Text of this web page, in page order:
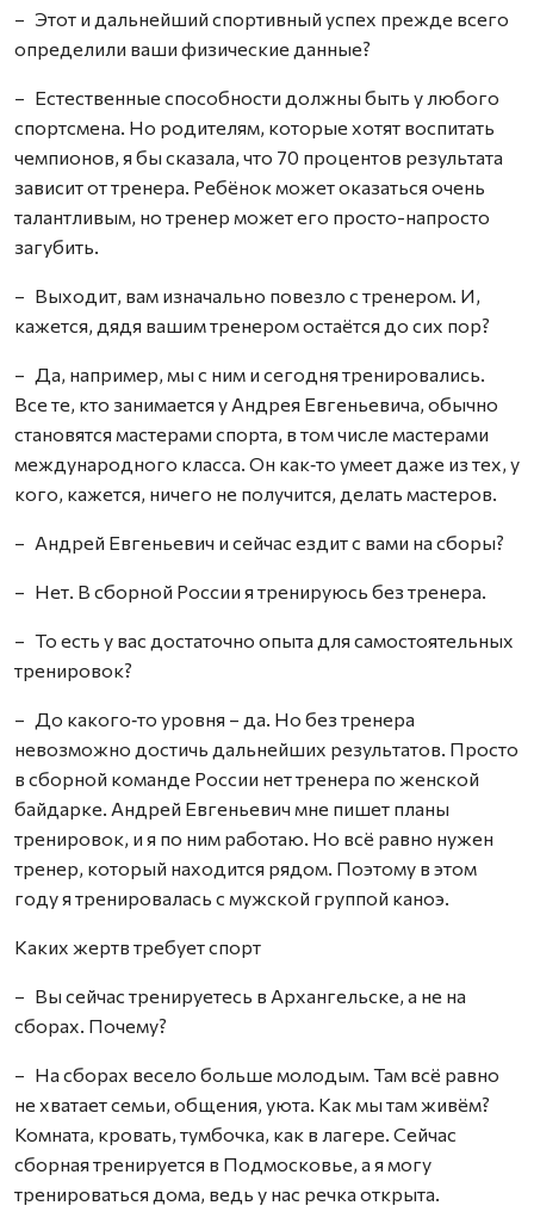
– Этот и дальнейший спортивный успех прежде всего
определили ваши физические данные?
– Естественные способности должны быть у любого
спортсмена. Но родителям, которые хотят воспитать
чемпионов, я бы сказала, что 70 процентов результата
зависит от тренера. Ребёнок может оказаться очень
талантливым, но тренер может его просто-напросто
загубить.
– Выходит, вам изначально повезло с тренером. И,
кажется, дядя вашим тренером остаётся до сих пор?
– Да, например, мы с ним и сегодня тренировались.
Все те, кто занимается у Андрея Евгеньевича, обычно
становятся мастерами спорта, в том числе мастерами
международного класса. Он как‑то умеет даже из тех, у
кого, кажется, ничего не получится, делать мастеров.
– Андрей Евгеньевич и сейчас ездит с вами на сборы?
– Нет. В сборной России я тренируюсь без тренера.
– То есть у вас достаточно опыта для самостоятельных
тренировок?
– До какого‑то уровня – да. Но без тренера
невозможно достичь дальнейших результатов. Просто
в сборной команде России нет тренера по женской
байдарке. Андрей Евгеньевич мне пишет планы
тренировок, и я по ним работаю. Но всё равно нужен
тренер, который находится рядом. Поэтому в этом
году я тренировалась с мужской группой каноэ.
Каких жертв требует спорт
– Вы сейчас тренируетесь в Архангельске, а не на
сборах. Почему?
– На сборах весело больше молодым. Там всё равно
не хватает семьи, общения, уюта. Как мы там живём?
Комната, кровать, тумбочка, как в лагере. Сейчас
сборная тренируется в Подмосковье, а я могу
тренироваться дома, ведь у нас речка открыта.